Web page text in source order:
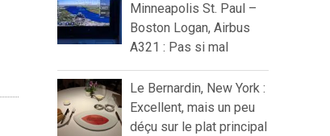
Minneapolis St. Paul –
Boston Logan, Airbus
A321 : Pas si mal
Le Bernardin, New York :
Excellent, mais un peu
déçu sur le plat principal